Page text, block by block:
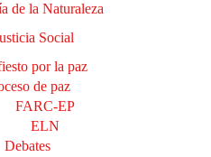
de la Naturaleza
Social
por la paz
de paz
FARC-EP
ELN
Debates